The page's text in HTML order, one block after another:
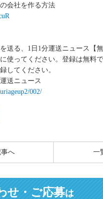
会社を作る方法
送る、1日1分運送ニュース【無
使ってください。登録は無料で
してください。
送ニュース
002/
へ 一
せ・ご応募は